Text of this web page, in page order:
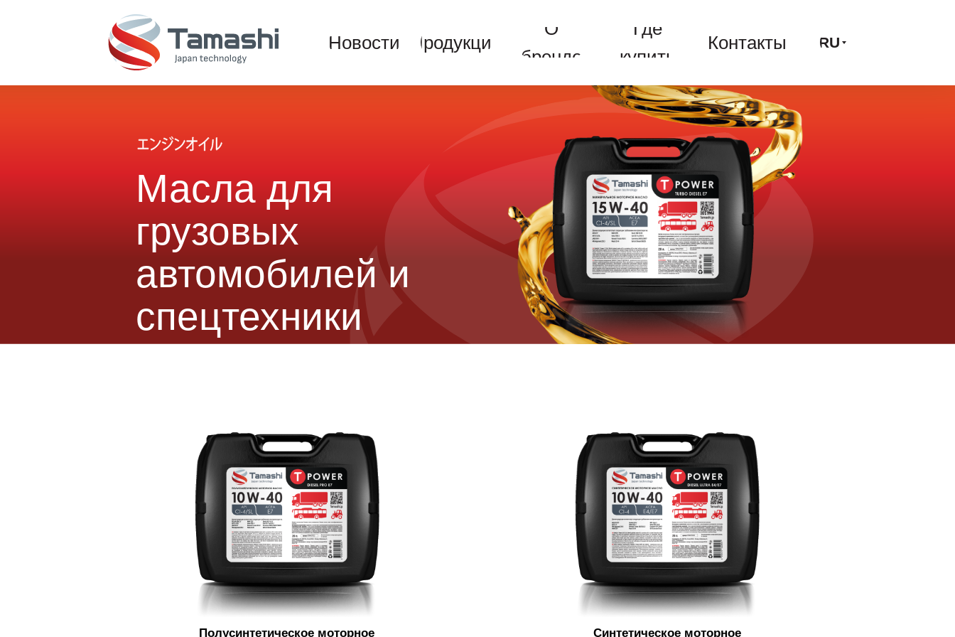
купить
Новости Продукция
О
бренде
Где
купить
RU
Контакты
транспорта
Масла для
грузовых
автомобилей и
спецтехники
Полусинтетическое моторное
Синтетическое моторное